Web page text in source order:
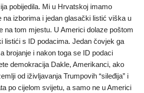
pobijedila. Mi u Hrvatskoj imamo
na izborima i jedan glasački listić viška u
na tom mjestu. U Americi dolaze poštom
listići s ID podacima. Jedan čovjek ga
brojanje i nakon toga se ID podaci
demokracija Dakle, Amerikanci, ako
od iživljavanja Trumpovih “sileđija” i
po cijelom svijetu, a samo ne u Americi